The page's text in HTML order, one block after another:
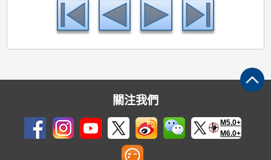
關注我們
M5.0+
M6.0+